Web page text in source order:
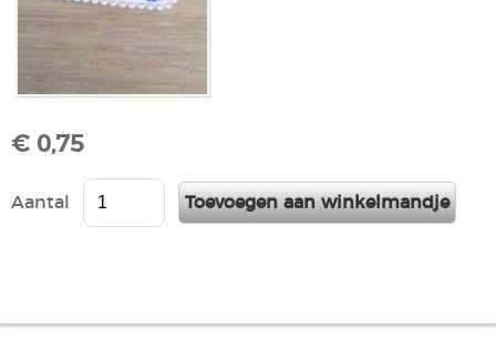
€ 0,75
Aantal